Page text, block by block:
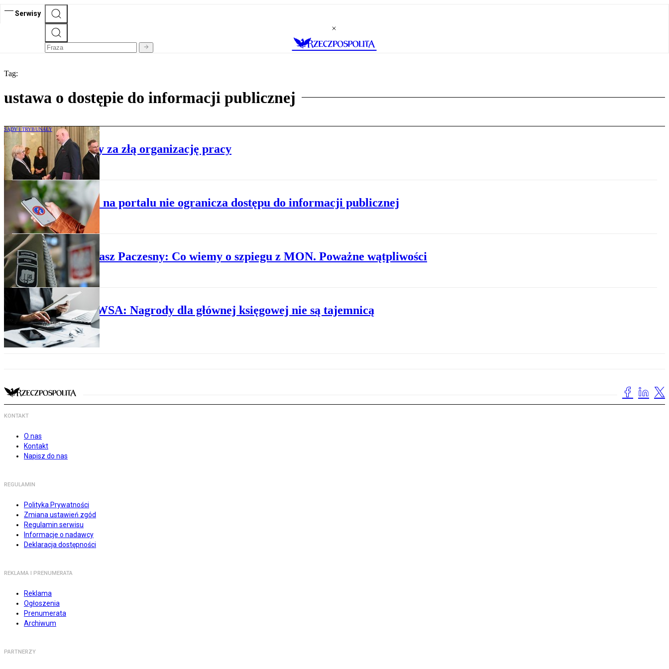
Serwisy
Tag:
ustawa o dostępie do informacji publicznej
SĄDY I TRYBUNAŁY
Prezes TK ukarany za złą organizację pracy
ADMINISTRACJA
Blokada na portalu nie ogranicza dostępu do informacji publicznej
Płk Łukasz Paczesny: Co wiemy o szpiegu z MON. Poważne wątpliwości
ADMINISTRACJA
Wyrok WSA: Nagrody dla głównej księgowej nie są tajemnicą
KONTAKT
O nas
Kontakt
Napisz do nas
REGULAMIN
Polityka Prywatności
Zmiana ustawień zgód
Regulamin serwisu
Informacje o nadawcy
Deklaracja dostępności
REKLAMA I PRENUMERATA
Reklama
Ogłoszenia
Prenumerata
Archiwum
PARTNERZY